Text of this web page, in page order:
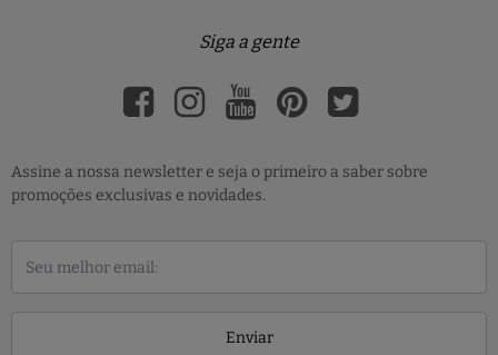
Siga a gente
Assine a nossa newsletter e seja o primeiro a saber sobre
promoções exclusivas e novidades.
Enviar